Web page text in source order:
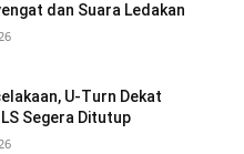
dan Suara Ledakan
U-Turn Dekat
Segera Ditutup